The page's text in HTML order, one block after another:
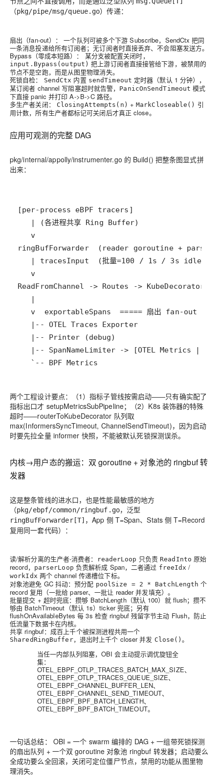
（pkg/pipe/msg/queue.go）传递：
扇出（fan-out）：
一个队列可被多个下游 Subscribe，SendCtx 把同
一条消息投递给所有订阅者；无订阅者时直接丢弃、不会阻塞发送方。
Bypass（零成本短路）：
某分支被配置关闭时，
input.Bypass(output) 把上游订阅者直接接管给下游， 被禁用的
节点不是空跑，而是从图里物理消失。
死锁自检：
SendCtx 内置 sendTimeout 定时器（默认 1 分钟），
某订阅者 channel 写阻塞超时就告警， PanicOnSendTimeout 模式
下直接 panic 并打印 A->B->C 路径。
多生产者关闭：
ClosingAttempts(n) +MarkCloseable() 引
用计数，所有生产者都标记可关闭后才真正 close。
应用可观测的完整 DAG
pkg/internal/appolly/instrumenter.go 的 Build() 把整条图显式拼
出来：
   |-- OTEL Traces Exporter
   `-- BPF Metrics
两个工程设计要点：（1）指标子管线按需启动——只有确实配了
指标出口才 setupMetricsSubPipeline；（2）K8s 装饰器的特殊
超时——routerToKubeDecorator 队列取
max(InformersSyncTimeout, ChannelSendTimeout)，因为启动
时要先拉全量 informer 快照，不能被默认死锁探测误杀。
内核→用户态的搬运：双 goroutine + 对象池的 ringbuf 转
发器
这是整条管线的进水口，也是性能最敏感的地方
（pkg/ebpf/common/ringbuf.go，泛型
ringBufForwarder[T] ，App 侧 T=Span、Stats 侧 T=Record
复用同一套代码）：
读/解析分离的生产者-消费者： readerLoop 只负责 ReadInto 原始
record， parserLoop 负责解析成 Span，二者通过 freeIdx /
workIdx 两个 channel 传递槽位下标。
对象池避免 GC 抖动：预分配 poolSize = 2 * BatchLength 个
record 复用（一批给 parser、一批让 reader 并发填充）。
批量提交 + 超时兜底：攒够 BatchLength（默认 100）就 flush；攒不
够由 BatchTimeout（默认 1s）ticker 兜底；另有
flushOnAvailableBytes 每 3s 检查 ringbuf 残留字节主动 Flush，防止
低流量下数据卡在内核。
共享 ringbuf：成百上千个被探测进程共用一个
SharedRingBuffer，退出时上千个 closer 并发 Close()。
当任一内部队列阻塞，OBI 会主动提示调优旋钮全
集：
OTEL_EBPF_OTLP_TRACES_BATCH_MAX_SIZE、
OTEL_EBPF_OTLP_TRACES_QUEUE_SIZE、
OTEL_EBPF_CHANNEL_BUFFER_LEN、
OTEL_EBPF_CHANNEL_SEND_TIMEOUT、
OTEL_EBPF_BPF_BATCH_LENGTH、
OTEL_EBPF_BPF_BATCH_TIMEOUT。
一句话总结：
OBI = 一个 swarm 编排的 DAG + 一组带死锁探测
的扇出队列 + 一个双 goroutine 对象池 ringbuf 转发器；启动要么
全成功要么全回滚，关闭可定位僵尸节点，禁用的功能从图里物
理消失。